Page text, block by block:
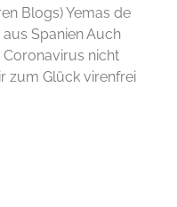
Blogs) Yemas de
aus Spanien Auch
nicht
zum Glück virenfrei